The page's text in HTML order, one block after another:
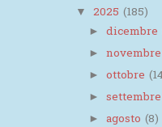
▼ 2025 (185)
►dicembre
►
►ottobre
►
►agosto(8)